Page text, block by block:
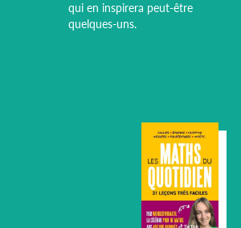
qui en inspirera peut-être
quelques-uns.